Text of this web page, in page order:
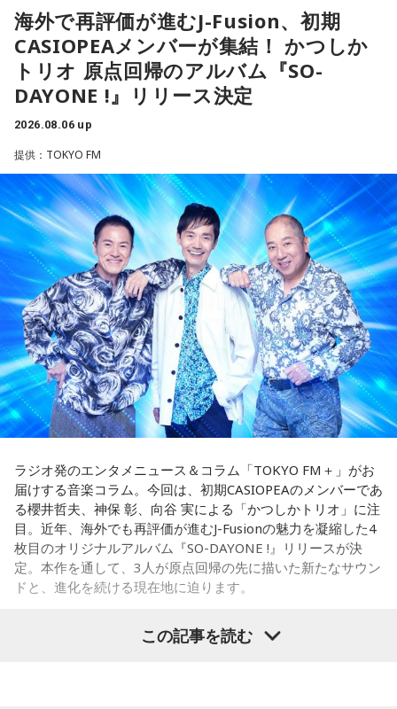
きない。同じ顔を見せないんですよ、自然が」と、その美し
さを語りました。そして海へ向け、「『美しくいてくれてあ
りがとう』という手紙は書きたくなります」と、故郷への深
い愛情をのぞかせました。
挙げたのは、ボクシング元世界王者の具志堅用高さんでし
た。今年で世界王座獲得から50年という節目の年を迎えるこ
とに触れ、「手紙を書きたい」と温かい想いを語りました。
＜番組概要＞
番組名：日本郵便 SUNDAY'S POST
放送日時：毎週日曜 15:00～15:50
パーソナリティ：小山薫堂、宇賀なつみ
番組Webサイト：https://www.tfm.co.jp/post/
番組公式X：@sundayspost1
【7位】魚座（うお座）
直感の中に「これからの幸せ」のヒントが隠れていそう。損
得や正解より、なぜか惹かれるものを大切にしてみてくださ
い。心が喜ぶ選択が新しいご縁につながるかも。夜は好きな
音楽を聴きながら、叶えたい未来をイメージしてね。
【8位】乙女座（おとめ座）
「ちゃんとしなきゃ」を少し緩めると、毎日がもっと楽しく
なりそうです。効率や正しさだけではなく、自分が心地よく
続けられる方法を探してみて。仕事のやり方を変えるのもお
すすめ。今日は一つだけ「やらなくていいこと」を決めてみ
ましょう。
【9位】牡牛座（おうし座）
いつもの安心感から少しだけ外へ出てみると、新しい楽しみ
が見つかりそう。大きく変える必要はありません。「ちょっ
と気になる」を試してみるくらいで十分です。今日は行って
みたいお店や場所を一つ探して、誰かを誘ってみてくださ
い。
【10位】蟹座（かに座）
周りを喜ばせることに一生懸命になりすぎて、自分の楽しみ
を忘れていないか確認したい日。今日は誰かのためではなく
の小さなご褒美時間を作ると心が整いそうです。
【11位】山羊座（やぎ座）
頑張ることが当たり前になっているなら、今日は少し力を抜
いてみて。成果を出すことだけが人生の豊かさではありませ
ん。楽しい、心地いいという感覚を取り戻すことで次の流れ
が見えてきます。今日は仕事を早めに切り上げて好きなこと
伝説的フュージョンバンド、カシオペアの初期メンバー3人に
よる、かつしかトリオが、4枚目のオリジナルアルバム『SO-
DAYONE !』を10月14日（水）にリリースすることを発表し
ました。近年、海外の若いリスナーを中心に再び注目を集め
ているJ-Fusion。本作は、その王道ともいえる爽快かつパワフ
ルなサウンドへ原点回帰した、かつしかトリオ渾身のニュー
アルバムとなっています。
アルバムタイトルのきっかけとなったのは、あるコンサート
での出来事。演奏後のMCで、メンバーとファンが「やっぱり
J-Fusionは良いよね」という思いを分かち合うなかで生まれた
言葉が、「SO-DAYONE !（そうだよね！）」でした。この言
葉から着想を得た向谷 実を中心に制作が進められ、短期間で
アルバムの骨格が作り上げられていきました。
レコーディングでは、メンバーがそれぞれの演奏環境で個別
に収録する手法を採用。各パートを緻密に構築することで、
フュージョンならではの精密なアレンジと、3人それぞれの個
性が際立つ強固なアンサンブルを実現しています。制作を進
めるなかでは、かつしかトリオにとっても多くの新たな発見
や気づきが生まれ、それらが楽曲をさらに発展させる原動力
となっていきます。メンバーそれぞれが培ってきた経験と感
性を持ち寄りながら、これまでにないアプローチにも向き合
ったことで、3人の新たな可能性を感じさせる作品へと仕上が
っています。
◆多彩な楽曲が描き出す、旅のようなアルバム体験
収録曲には、疾走感あふれる「Twilight Run」、軽快なカッ
ティングが印象的なタイトル曲「SO-DAYONE !」、スリリン
Express」など、かつしかトリオの魅力を存分に味わえる楽
海外で再評価が進むJ-Fusion、初期
CASIOPEAメンバーが集結！ かつしか
トリオ 原点回帰のアルバム『SO-
DAYONE !』リリース決定
2026.08.06 up
提供：TOKYO FM
ラジオ発のエンタメニュース＆コラム「TOKYO FM＋」がお
届けする音楽コラム。今回は、初期CASIOPEAのメンバーであ
る櫻井哲夫、神保 彰、向谷 実による「かつしかトリオ」に注
目。近年、海外でも再評価が進むJ-Fusionの魅力を凝縮した4
枚目のオリジナルアルバム『SO-DAYONE !』リリースが決
定。本作を通して、3人が原点回帰の先に描いた新たなサウン
ドと、進化を続ける現在地に迫ります。
この記事を読む